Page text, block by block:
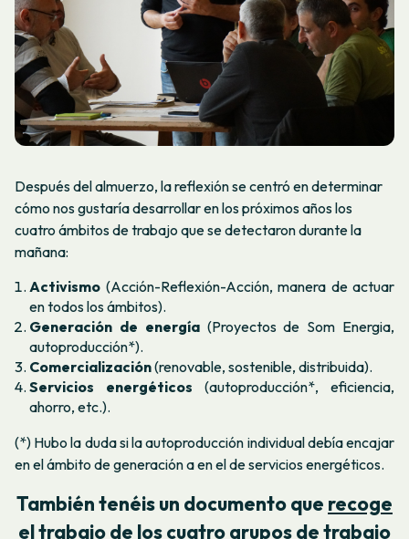
Después del almuerzo, la reflexión se centró en determinar
cómo nos gustaría desarrollar en los próximos años los
cuatro ámbitos de trabajo que se detectaron durante la
mañana:
Activismo (Acción-Reflexión-Acción, manera de actuar
en todos los ámbitos).
Generación de energía(Proyectos de Som Energia,
autoproducción*).
Comercialización(renovable, sostenible, distribuida).
Servicios
energéticos (autoproducción*, eficiencia,
ahorro, etc.).
(*) Hubo la duda si la autoproducción individual debía encajar
en el ámbito de generación a en el de servicios energéticos.
También tenéis un documento que recoge
el trabajo de los cuatro grupos de trabajo